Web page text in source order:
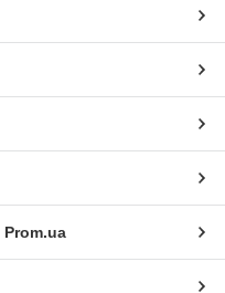
Prom.ua